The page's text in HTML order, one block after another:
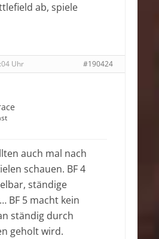
ab, spiele
Uhr #190424
auch mal nach
schauen. BF 4
ständige
BF 5 macht kein
ständig durch
geholt wird.